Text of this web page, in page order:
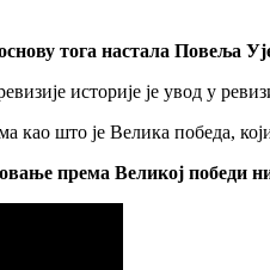
тога настала Повеља
историје је увод у
што је Велика победа,
према Великој победи